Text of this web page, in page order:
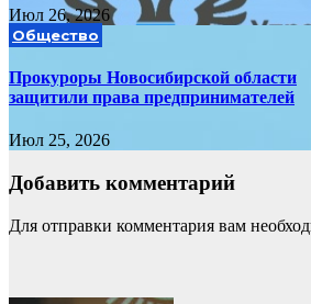
Июл 26, 2026
Общество
Прокуроры Новосибирской области
защитили права предпринимателей
Июл 25, 2026
Добавить комментарий
Для отправки комментария вам